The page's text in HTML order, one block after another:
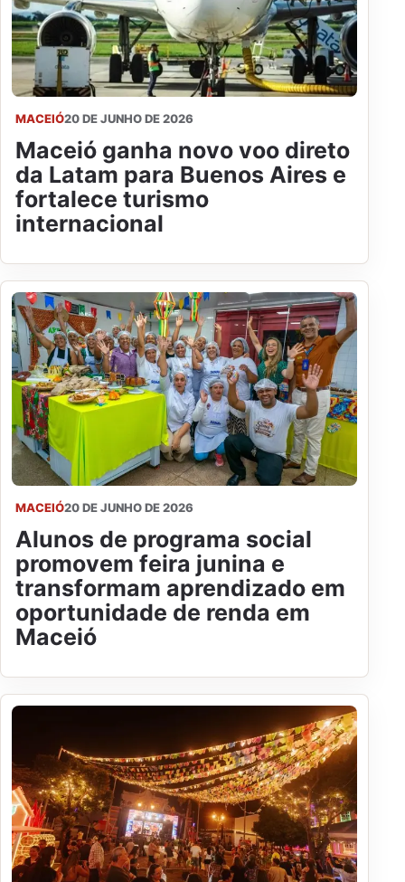
MACEIÓ20 DE JUNHO DE 2026
Maceió ganha novo voo direto
da Latam para Buenos Aires e
fortalece turismo
internacional
MACEIÓ20 DE JUNHO DE 2026
Alunos de programa social
promovem feira junina e
transformam aprendizado em
oportunidade de renda em
Maceió